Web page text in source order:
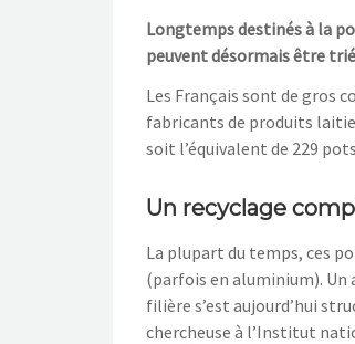
Longtemps destinés à la
peuvent désormais être
Les Français sont de gros
fabricants de produits
soit l’équivalent de 229
Un recyclage
La plupart du temps, ces
(parfois en aluminium). Un
filière s’est aujourd’hui
chercheuse à l’Institut